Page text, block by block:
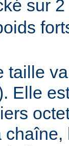
sur
taille
Elle